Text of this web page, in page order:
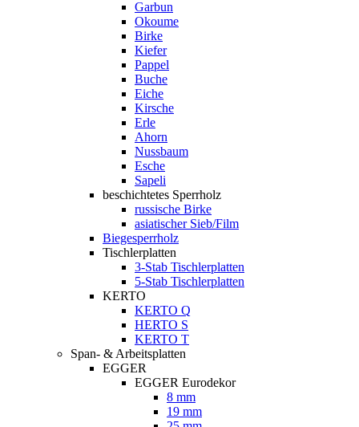
Garbun
Okoume
Birke
Kiefer
Pappel
Buche
Eiche
Kirsche
Erle
Ahorn
Nussbaum
Esche
Sapeli
beschichtetes Sperrholz
russische Birke
asiatischer Sieb/Film
Biegesperrholz
Tischlerplatten
3-Stab Tischlerplatten
5-Stab Tischlerplatten
KERTO
KERTO Q
HERTO S
KERTO T
Span- & Arbeitsplatten
EGGER
EGGER Eurodekor
8 mm
19 mm